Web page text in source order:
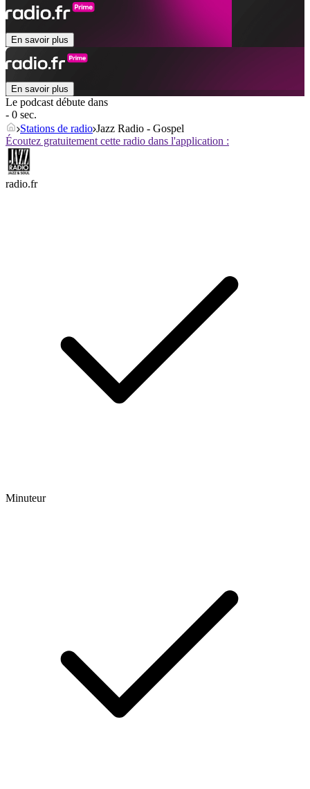
En savoir plus
En savoir plus
Le podcast débute dans
- 0 sec.
Stations de radio Jazz Radio - Gospel
Écoutez gratuitement cette radio dans l'application :
radio.fr
Minuteur